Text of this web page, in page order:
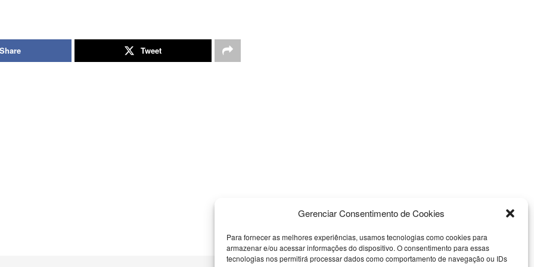
Gerenciar Consentimento de Cookies
Para fornecer as melhores experiências, usamos tecnologias como cookies para
armazenar e/ou acessar informações do dispositivo. O consentimento para essas
tecnologias nos permitirá processar dados como comportamento de navegação ou IDs
Tweet